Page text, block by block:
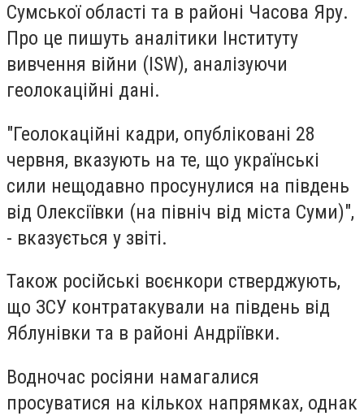
Сумської області та в районі Часова Яру.
Про це пишуть аналітики Інституту
вивчення війни (ISW), аналізуючи
геолокаційні дані.
"Геолокаційні кадри, опубліковані 28
червня, вказують на те, що українські
сили нещодавно просунулися на південь
від Олексіївки (на північ від міста Суми)",
- вказується у звіті.
Також російські воєнкори стверджують,
що ЗСУ контратакували на південь від
Яблунівки та в районі Андріївки.
Водночас росіяни намагалися
просуватися на кількох напрямках, однак